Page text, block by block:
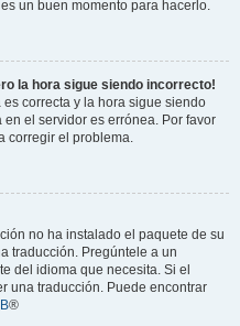
un buen momento para hacerlo.
la hora sigue siendo incorrecto!
correcta y la hora sigue siendo
el servidor es errónea. Por favor
corregir el problema.
no ha instalado el paquete de su
traducción. Pregúntele a un
del idioma que necesita. Si el
una traducción. Puede encontrar
®